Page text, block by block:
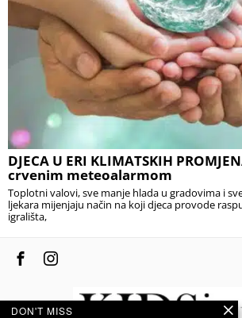
DJECA U ERI KLIMATSKIH
crvenim meteoalarmom
Toplotni valovi, sve manje hlada u gradovima i
ljekara mijenjaju način na koji djeca provode
igrališta,
DON'T MISS